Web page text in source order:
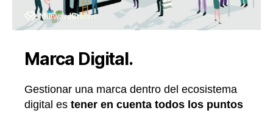
Marca Digital.
Gestionar una marca dentro del ecosistema
digital es tener en cuenta todos los puntos